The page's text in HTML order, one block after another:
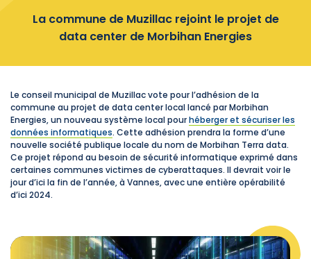
La commune de Muzillac rejoint le projet de
data center de Morbihan Energies
Le conseil municipal de Muzillac vote pour l’adhésion de la
commune au projet de data center local lancé par Morbihan
Energies, un nouveau système local pourhéberger et sécuriser les
données informatiques. Cette adhésion prendra la forme d’une
nouvelle société publique locale du nom de Morbihan Terra data.
Ce projet répond au besoin de sécurité informatique exprimé dans
certaines communes victimes de cyberattaques. Il devrait voir le
jour d’ici la fin de l’année, à Vannes, avec une entière opérabilité
d’ici 2024.